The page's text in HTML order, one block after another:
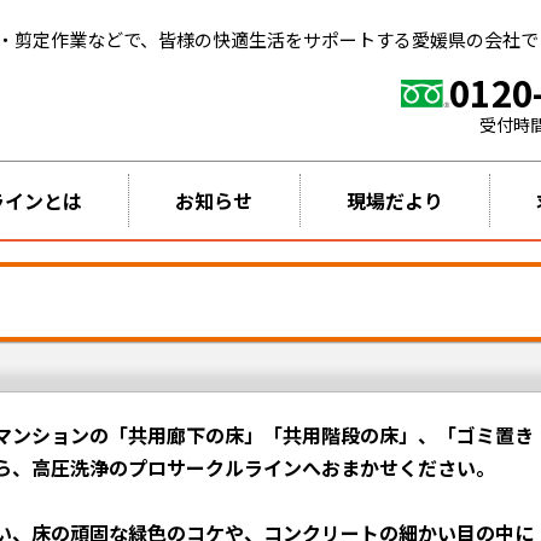
剪定作業などで、皆様の快適生活をサポートする愛媛県の会社
受付時
ンとは お知らせ 現場だより
ションの「共用廊下の床」「共用階段の床」、「ゴミ置き
高圧洗浄のプロサークルラインへおまかせください。
床の頑固な緑色のコケや、コンクリートの細かい目の中に